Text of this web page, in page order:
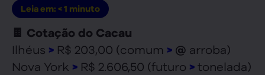
Leia em: < 1 minuto
🍫 Cotação do Cacau
Ilhéus > R$ 203,00 (comum > @ arroba)
Nova York > R$ 2.606,50 (futuro > tonelada)